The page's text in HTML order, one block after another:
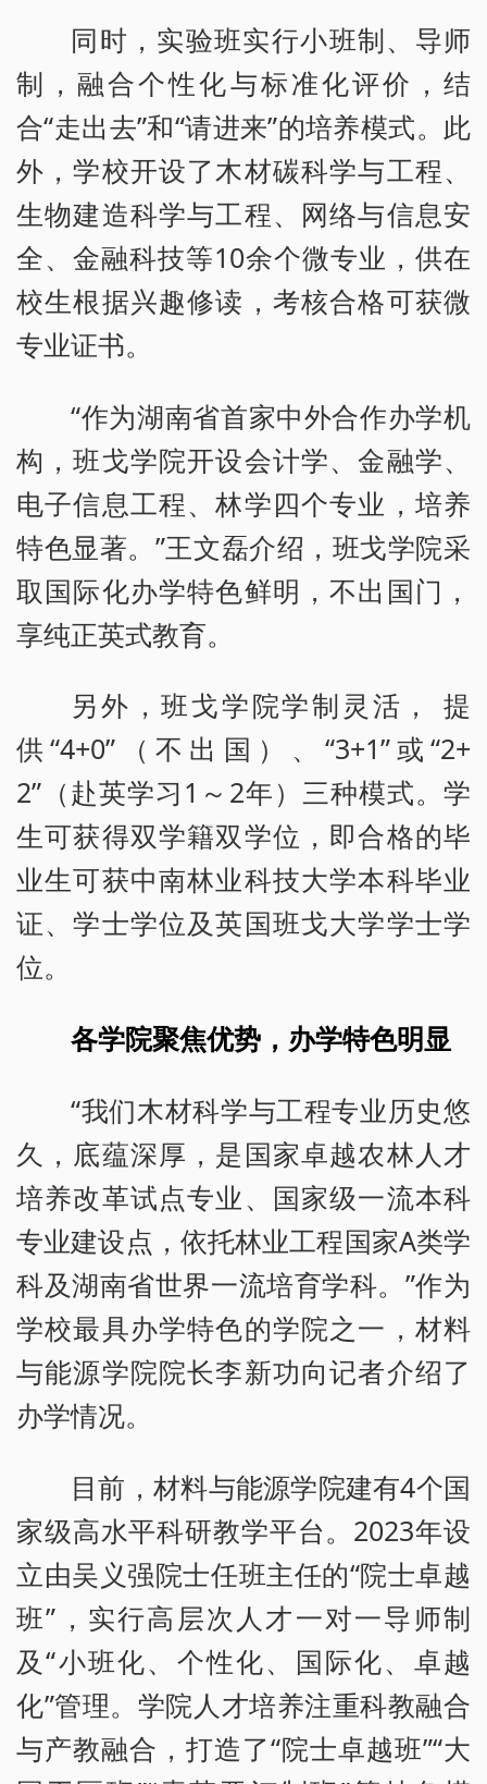
同时，实验班实行小班制、导师
制，融合个性化与标准化评价，结
合“走出去”和“请进来”的培养模式。此
外，学校开设了木材碳科学与工程、
生物建造科学与工程、网络与信息安
全、金融科技等10余个微专业，供在
校生根据兴趣修读，考核合格可获微
专业证书。
“作为湖南省首家中外合作办学机
构，班戈学院开设会计学、金融学、
电子信息工程、林学四个专业，培养
特色显著。”王文磊介绍，班戈学院采
取国际化办学特色鲜明，不出国门，
享纯正英式教育。
另外，班戈学院学制灵活， 提
供“4+0”（不出国）、“3+1”或“2+
2”（赴英学习1～2年）三种模式。学
生可获得双学籍双学位，即合格的毕
业生可获中南林业科技大学本科毕业
证、学士学位及英国班戈大学学士学
位。
各学院聚焦优势，办学特色明显
“我们木材科学与工程专业历史悠
久，底蕴深厚，是国家卓越农林人才
培养改革试点专业、国家级一流本科
专业建设点，依托林业工程国家A类学
科及湖南省世界一流培育学科。”作为
学校最具办学特色的学院之一，材料
与能源学院院长李新功向记者介绍了
办学情况。
目前，材料与能源学院建有4个国
家级高水平科研教学平台。2023年设
立由吴义强院士任班主任的“院士卓越
班”，实行高层次人才一对一导师制
及“小班化、个性化、国际化、卓越
化”管理。学院人才培养注重科教融合
与产教融合，打造了“院士卓越班”“大